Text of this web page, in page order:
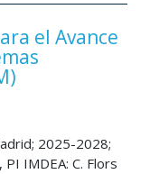
el Avance
2025-2028;
IMDEA: C. Flors